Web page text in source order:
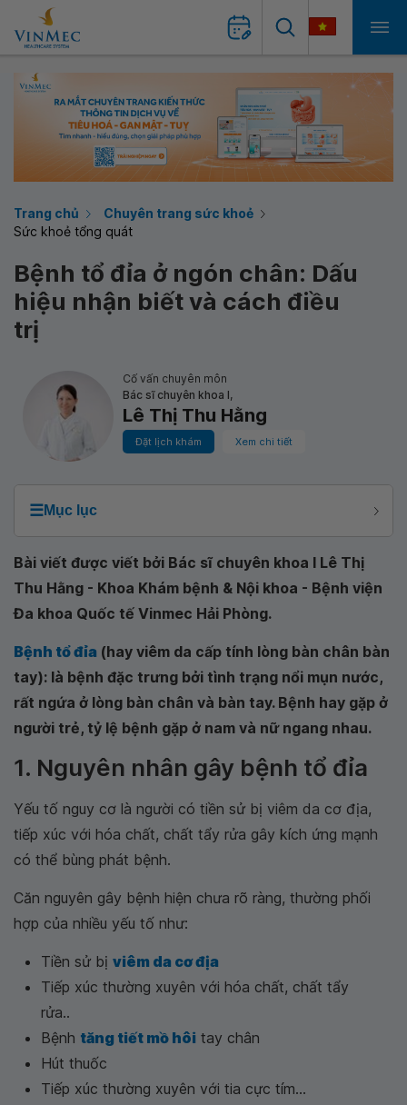
Trang chủ
Chuyên trang sức khoẻ
Sức khoẻ tổng quát
Bệnh tổ đỉa ở ngón chân: Dấu
hiệu nhận biết và cách điều
trị
Cố vấn chuyên môn
Bác sĩ chuyên khoa I,
Lê Thị Thu Hằng
Đặt lịch khám Xem chi tiết
☰Mục lục
Bài viết được viết bởi Bác sĩ chuyên khoa I Lê Thị
Thu Hằng - Khoa Khám bệnh & Nội khoa - Bệnh viện
Đa khoa Quốc tế Vinmec Hải Phòng.
Bệnh tổ đỉa (hay viêm da cấp tính lòng bàn chân bàn
tay): là bệnh đặc trưng bởi tình trạng nổi mụn nước,
rất ngứa ở lòng bàn chân và bàn tay. Bệnh hay gặp ở
người trẻ, tỷ lệ bệnh gặp ở nam và nữ ngang nhau.
1. Nguyên nhân gây bệnh tổ đỉa
Yếu tố nguy cơ là người có tiền sử bị viêm da cơ địa,
tiếp xúc với hóa chất, chất tẩy rửa gây kích ứng mạnh
có thể bùng phát bệnh.
Căn nguyên gây bệnh hiện chưa rõ ràng, thường phối
hợp của nhiều yếu tố như:
Tiền sử bị viêm da cơ địa
Tiếp xúc thường xuyên với hóa chất, chất tẩy
rửa..
Bệnh tăng tiết mồ hôi tay chân
Hút thuốc
Tiếp xúc thường xuyên với tia cực tím...